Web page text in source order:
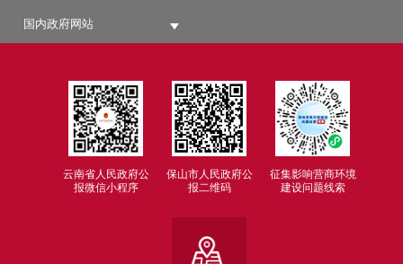
国内政府网站
云南省人民政府公
报微信小程序
保山市人民政府公
报二维码
征集影响营商环境
建设问题线索